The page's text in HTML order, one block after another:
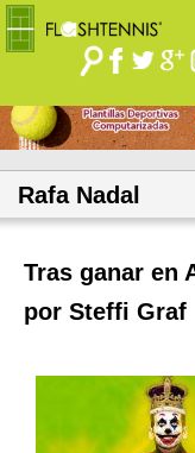
Rafa Nadal
Tras ganar en
por Steffi Graf